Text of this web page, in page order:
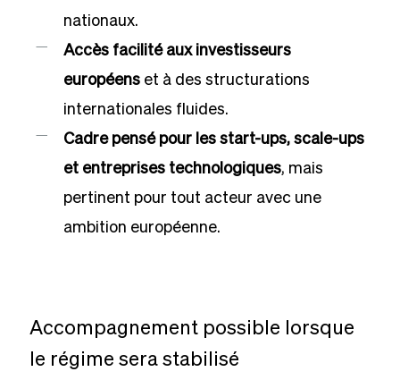
nationaux.
Accès facilité aux investisseurs
européens et à des structurations
internationales fluides.
Cadre pensé pour les start-ups, scale-ups
et entreprises technologiques, mais
pertinent pour tout acteur avec une
ambition européenne.
Accompagnement possible lorsque
le régime sera stabilisé